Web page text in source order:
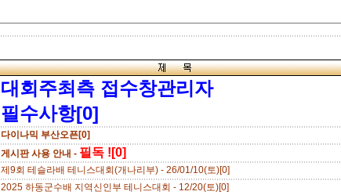
대회주최측 접수창관리자
필수사항[0]
다이나믹 부산오픈[0]
게시판 사용 안내 - 필독 ![0]
제9회 테슬라배 테니스대회(개나리부) - 26/01/10(토)[0]
2025 하동군수배 지역신인부 테니스대회 - 12/20(토)[0]